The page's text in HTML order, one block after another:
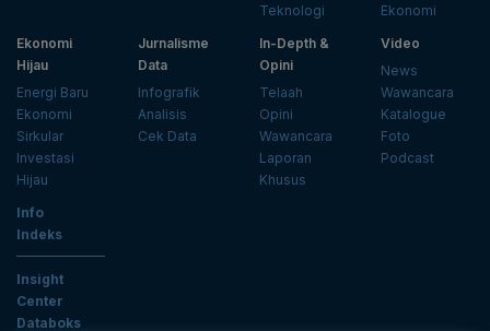
Teknologi
Ekonomi
Ekonomi
Hijau
Energi Baru
Ekonomi
Sirkular
Investasi
Hijau
Jurnalisme
Data
Infografik
Analisis
Cek Data
In-Depth &
Opini
Telaah
Opini
Wawancara
Laporan
Khusus
Video
News
Wawancara
Katalogue
Foto
Podcast
Info
Indeks
Insight
Center
Databoks